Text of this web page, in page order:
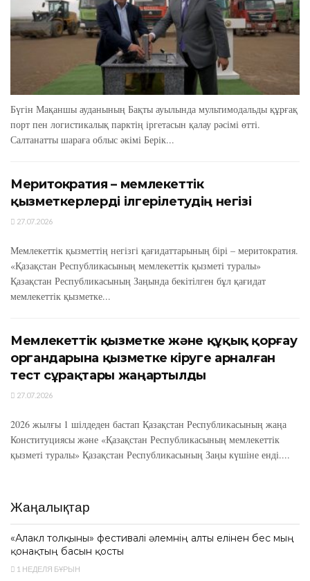
Бүгін Мақаншы ауданының Бақты ауылында мультимодальды құрғақ
порт пен логистикалық парктің іргетасын қалау рәсімі өтті.
Салтанатты шараға облыс әкімі Берік...
Меритократия – мемлекеттік
қызметкерлерді ілгерілетудің негізі
27.07.2026
Мемлекеттік қызметтің негізгі қағидаттарының бірі – меритократия.
«Қазақстан Республикасының мемлекеттік қызметі туралы»
Қазақстан Республикасының Заңында бекітілген бұл қағидат
мемлекеттік қызметке...
Мемлекеттік қызметке және құқық қорғау
органдарына қызметке кіруге арналған
тест сұрақтары жаңартылды
27.07.2026
2026 жылғы 1 шілдеден бастап Қазақстан Республикасының жаңа
Конституциясы және «Қазақстан Республикасының мемлекеттік
қызметі туралы» Қазақстан Республикасының Заңы күшіне енді....
Жаңалықтар
«Алакөл толқыны» фестивалі әлемнің алты елінен бес мың
қонақтың басын қосты
1 НЕДЕЛЯ БҰРЫН